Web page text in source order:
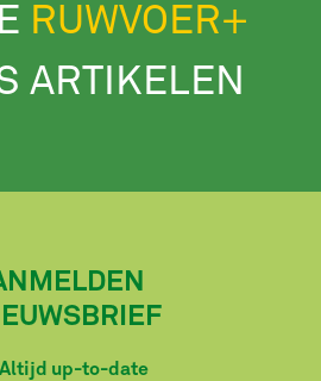
RUWVOER+
ARTIKELEN
Altijd up-to-date